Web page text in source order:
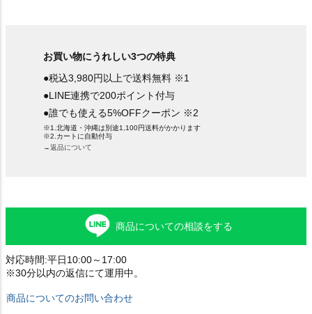
お買い物にうれしい3つの特典
●税込3,980円以上で送料無料 ※1
●LINE連携で200ポイント付与
●誰でも使える5%OFFクーポン ※2
※1.北海道・沖縄は別途1,100円送料がかかります
※2.カートに自動付与
→返品について
商品についての相談をする
対応時間:平日10:00～17:00
※30分以内の返信にて運用中。
商品についてのお問い合わせ